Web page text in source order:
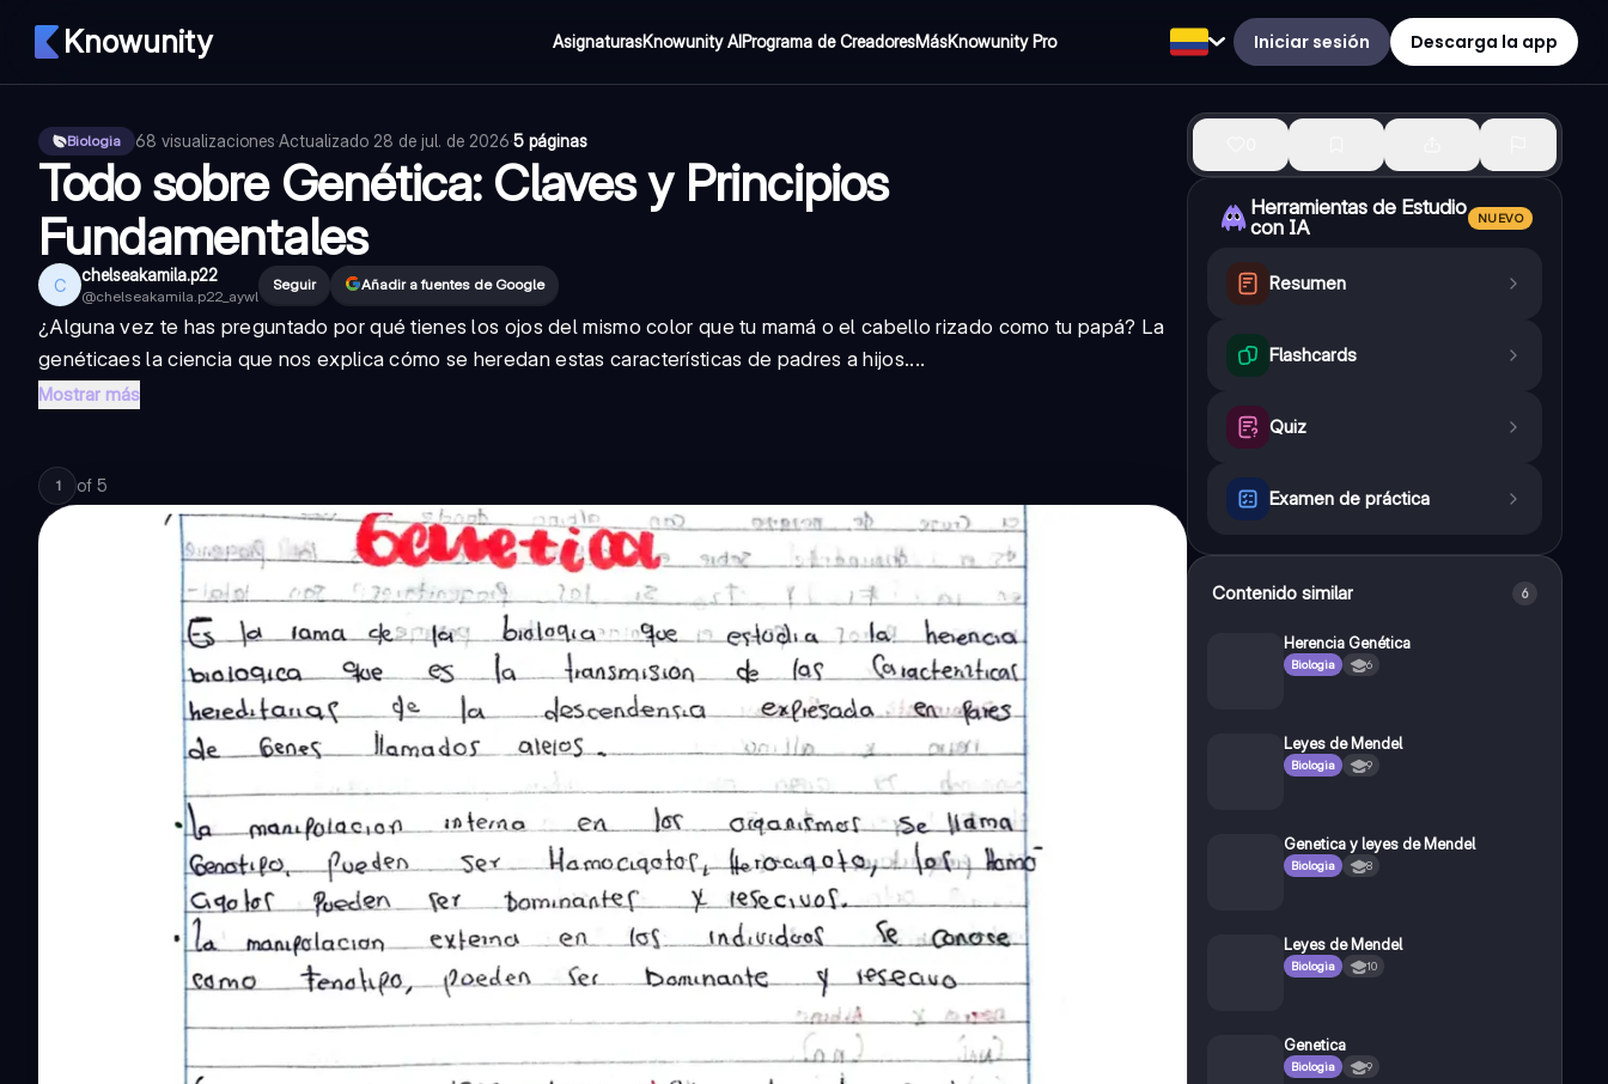
Knowunity AsignaturasKnowunity AIPrograma de CreadoresMásKnowunity Pro Iniciar sesión Descarga la app
Biologia 68 visualizaciones·Actualizado 28 de jul. de 2026·5 páginas
Todo sobre Genética: Claves y Principios
Fundamentales
C chelseakamila.p22
@chelseakamila.p22_aywl
Seguir Añadir a fuentes de Google
¿Alguna vez te has preguntado por qué tienes los ojos del mismo color que tu mamá o el cabello rizado como tu papá? La
genéticaes la ciencia que nos explica cómo se heredan estas características de padres a hijos....
Mostrar más
1 of 5
Herramientas de Estudio
con IA
NUEVO
Resumen
Flashcards
Quiz
Examen de práctica
Contenido similar 6
Herencia Genética
Biologia 6
Leyes de Mendel
Biologia 9
Genetica y leyes de Mendel
Biologia 8
Leyes de Mendel
Biologia 10
Genetica
Biologia 9